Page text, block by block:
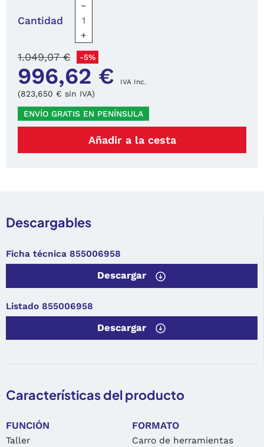
Cantidad
−
+
996,62 € IVA Inc.
1.049,07 € -5%
(823,650 € sin IVA)
ENVÍO GRATIS EN PENÍNSULA
Añadir a la cesta
Descargables
Ficha técnica 855006958
Descargar
Listado 855006958
Descargar
Características del producto
FUNCIÓN
Taller
FORMATO
Carro de herramientas